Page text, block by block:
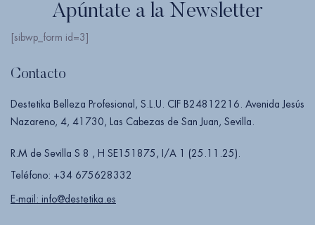
Apúntate a la Newsletter
[sibwp_form id=3]
Contacto
Destetika Belleza Profesional, S.L.U. CIF B24812216. Avenida Jesús
Nazareno, 4, 41730, Las Cabezas de San Juan, Sevilla.
R.M de Sevilla S 8 , H SE151875, I/A 1 (25.11.25).
Teléfono: +34 675628332
E-mail: info@destetika.es